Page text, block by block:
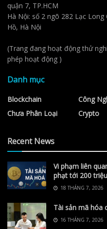
quận 7, TP.HCM
Hà Nội: số 2 ngõ 282 Lạc
Hồ, Hà Nội
(Trang đang hoạt động thử
phép hoạt động )
Danh mục
Blockchain
Chưa Phân Loại
Công
Crypto
Recent News
Vi phạm liên
phạt tới 200
18 THÁNG 7, 2026
Tài sản mã hóa
16 THÁNG 7, 2026